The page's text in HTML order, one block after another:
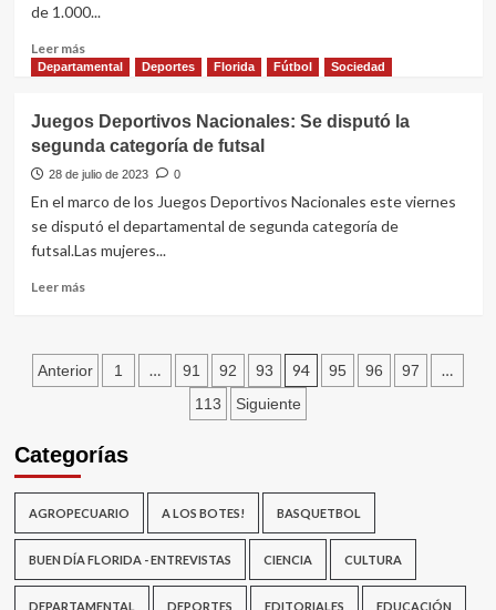
del
de
fútbol
Florida
de 1.000...
Leer másLeer
más
y
Quilmes
igualaron
en
la
Departamental Deportes Florida Fútbol Sociedad
Juegos Deportivos Nacionales: Se disputó la
segunda categoría de futsal
28 de julio de 2023 0
En el marco de los Juegos Deportivos Nacionales este viernes
se disputó el departamental de segunda categoría de
futsal.Las mujeres...
Leer másLeer
Deportivos
Nacionales:
la
categoría
de
futsal
Paginación
entradas
Anterior 1 … 91 92 93 94 95 96 97 …
113 Siguiente
Categorías
AGROPECUARIO A LOS BOTES! BASQUETBOL
BUEN DÍA FLORIDA - ENTREVISTAS CIENCIA CULTURA
DEPARTAMENTAL DEPORTES EDITORIALES EDUCACIÓN